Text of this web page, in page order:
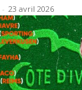
- 23 avril 2026